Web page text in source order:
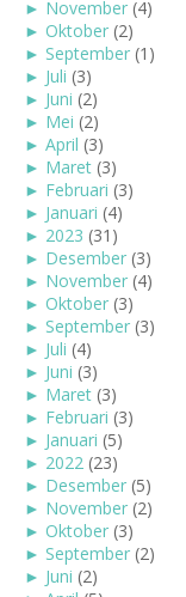
► November (4)
► Oktober (2)
► September (1)
► Juli (3)
► Juni (2)
► Mei (2)
► April (3)
► Maret (3)
► Februari (3)
► Januari (4)
► 2023 (31)
► Desember (3)
► November (4)
► Oktober (3)
► September (3)
► Juli (4)
► Juni (3)
► Maret (3)
► Februari (3)
► Januari (5)
► 2022 (23)
► Desember (5)
► November (2)
► Oktober (3)
► September (2)
► Juni (2)